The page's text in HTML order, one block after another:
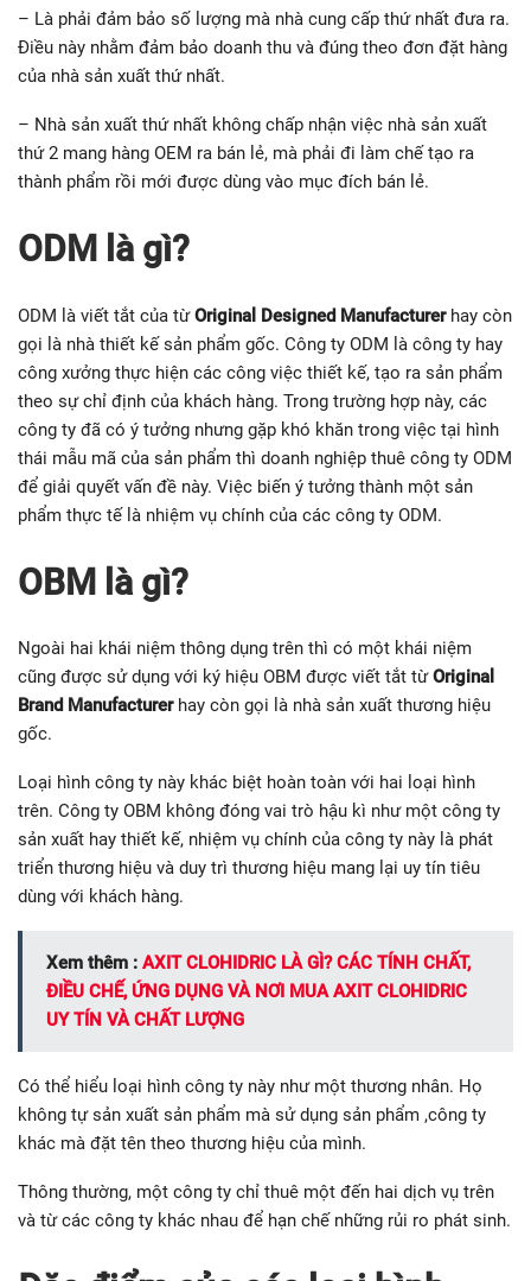
– Là phải đảm bảo số lượng mà nhà cung cấp thứ nhất đưa ra.
Điều này nhằm đảm bảo doanh thu và đúng theo đơn đặt hàng
của nhà sản xuất thứ nhất.
– Nhà sản xuất thứ nhất không chấp nhận việc nhà sản xuất
thứ 2 mang hàng OEM ra bán lẻ, mà phải đi làm chế tạo ra
thành phẩm rồi mới được dùng vào mục đích bán lẻ.
ODM là gì?
ODM là viết tắt của từOriginal Designed Manufacturerhay còn
gọi là nhà thiết kế sản phẩm gốc. Công ty ODM là công ty hay
công xưởng thực hiện các công việc thiết kế, tạo ra sản phẩm
theo sự chỉ định của khách hàng. Trong trường hợp này, các
công ty đã có ý tưởng nhưng gặp khó khăn trong việc tại hình
thái mẫu mã của sản phẩm thì doanh nghiệp thuê công ty ODM
để giải quyết vấn đề này. Việc biến ý tưởng thành một sản
phẩm thực tế là nhiệm vụ chính của các công ty ODM.
OBM là gì?
Ngoài hai khái niệm thông dụng trên thì có một khái niệm
cũng được sử dụng với ký hiệu OBM được viết tắt từOriginal
Brand Manufacturerhay còn gọi là nhà sản xuất thương hiệu
gốc.
Loại hình công ty này khác biệt hoàn toàn với hai loại hình
trên. Công ty OBM không đóng vai trò hậu kì như một công ty
sản xuất hay thiết kế, nhiệm vụ chính của công ty này là phát
triển thương hiệu và duy trì thương hiệu mang lại uy tín tiêu
dùng với khách hàng.
Xem thêm : AXIT CLOHIDRIC LÀ GÌ? CÁC TÍNH CHẤT,
ĐIỀU CHẾ, ỨNG DỤNG VÀ NƠI MUA AXIT CLOHIDRIC
UY TÍN VÀ CHẤT LƯỢNG
Có thể hiểu loại hình công ty này như một thương nhân. Họ
không tự sản xuất sản phẩm mà sử dụng sản phẩm ,công ty
khác mà đặt tên theo thương hiệu của mình.
Thông thường, một công ty chỉ thuê một đến hai dịch vụ trên
và từ các công ty khác nhau để hạn chế những rủi ro phát sinh.